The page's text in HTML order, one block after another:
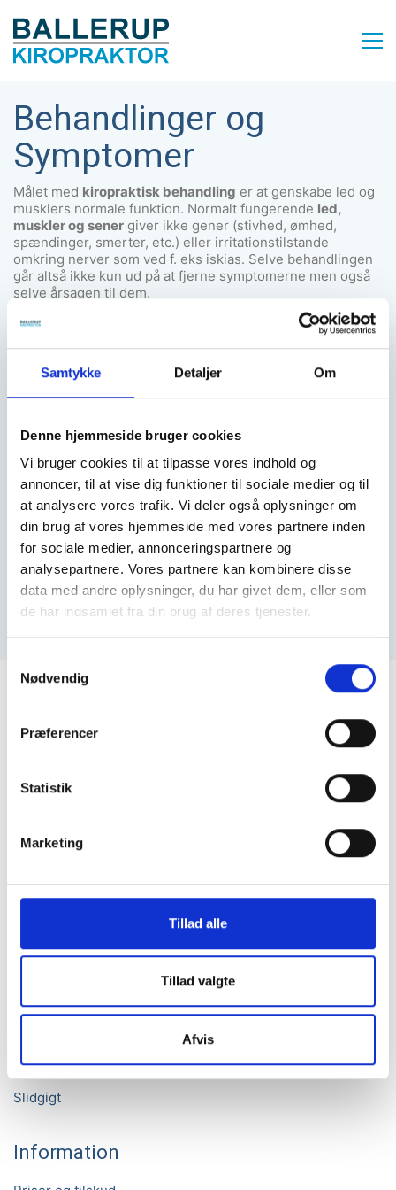
Samtykke Detaljer Om
Denne hjemmeside bruger cookies
Vi bruger cookies til at tilpasse vores indhold og
annoncer, til at vise dig funktioner til sociale medier og til
at analysere vores trafik. Vi deler også oplysninger om
din brug af vores hjemmeside med vores partnere inden
for sociale medier, annonceringspartnere og
analysepartnere. Vores partnere kan kombinere disse
data med andre oplysninger, du har givet dem, eller som
de har indsamlet fra din brug af deres tjenester.
Nødvendig
Præferencer
Statistik
Marketing
Tillad alle
Tillad valgte
Afvis
Behandlinger og
Symptomer
Målet med kiropraktisk behandling er at genskabe led og
musklers normale funktion. Normalt fungerende led,
muskler og sener giver ikke gener (stivhed, ømhed,
spændinger, smerter, etc.) eller irritationstilstande
omkring nerver som ved f. eks iskias. Selve behandlingen
går altså ikke kun ud på at fjerne symptomerne men også
selve årsagen til dem.
Selve behandlingen kan bestå lige fra forskellige muskel-
og manipulations tekniker til øvelser. Den mest brugte og
kendte behandling hos en kiropraktor er
manipulationsbehandling(knækket). Ideen med
manipulationsbehandling er at få genskabt
bevægeligheden i et fastlåst led, således at det igen kan
sjældent forbundet med smerter, men nogen synes det er
Muskelbehandling kan bestå af tryk- og massagetekniker
Øvelser vil afhængig af problemets karakter være enten
øvelser hjemme eller i et træningscenter.
Hyppigt vil der blive rådgivet angående is/varme
behandling, arbejds-, løfte, og sovestillinger, motion og
smerte stillende medicin.
For patienter med kroniske problemer vil det tit anbefales
at der følges op med et træningsprogram enten udført i
hjemmet eller i et træningscenter.
Centrumgaden 27
CVR:30962338
Behandlingsformer
Akupunktur
Shockwave
Nyttige sider
Piskesmæld
Slidgigt
Information